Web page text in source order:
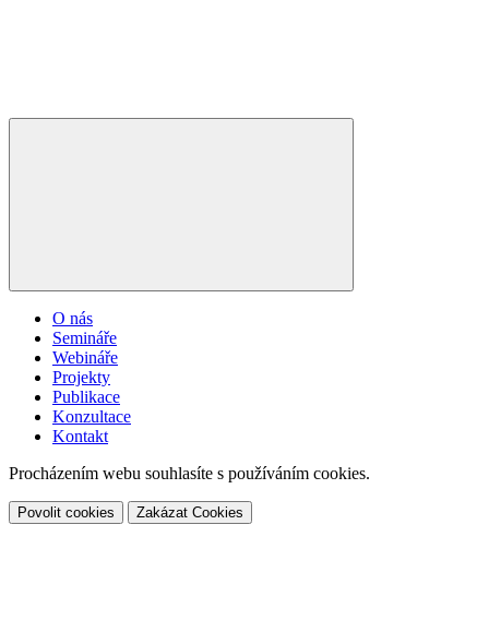
O nás
Semináře
Webináře
Projekty
Publikace
Konzultace
Kontakt
Procházením webu souhlasíte s používáním cookies.
Povolit cookies Zakázat Cookies